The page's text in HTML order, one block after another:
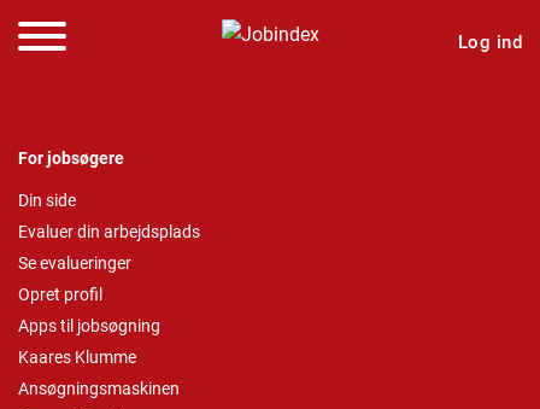
Log ind
For jobsøgere
Din side
Evaluer din arbejdsplads
Se evalueringer
Opret profil
Apps til jobsøgning
Kaares Klumme
Ansøgningsmaskinen